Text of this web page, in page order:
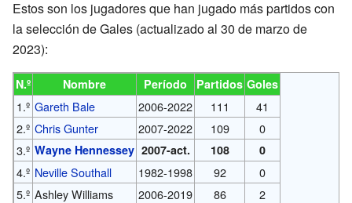
Estos son los jugadores que han jugado más partidos con
la selección de Gales (actualizado al 30 de marzo de
2023):
N.º Nombre Período Partidos Goles
1.º Gareth Bale 2006-2022 111
41
2.º Chris Gunter 2007-2022 109
0
3.º Wayne Hennessey 2007-act. 108 0
4.º Neville Southall 1982-1998 92
0
5.º Ashley Williams 2006-2019 86
2